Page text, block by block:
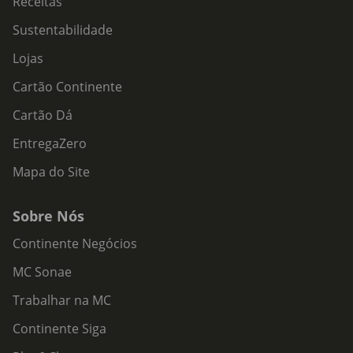
Sustentabilidade
Lojas
Cartão Continente
Cartão Dá
EntregaZero
Mapa do Site
Sobre Nós
Continente Negócios
MC Sonae
Trabalhar na MC
Continente Siga